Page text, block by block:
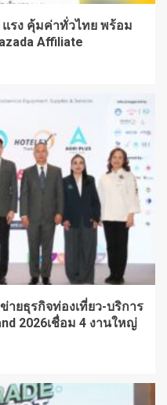
แรง คุ้มค่าทั่วไทย พร้อม
Affiliate
ายธุรกิจท่องเที่ยว-บริการ
2026เชื่อม 4 งานใหญ่